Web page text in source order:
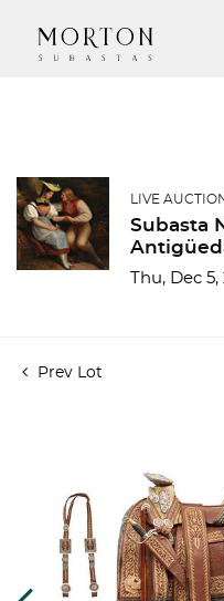
LIVE
Subasta
Thu, Dec
Prev Lot